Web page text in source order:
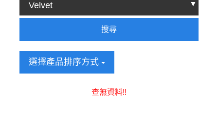
搜尋
選擇產品排序方式
查無資料!!